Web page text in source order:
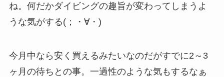
ね。 何だかダイビングの趣旨が変わってしまうよ
うな気がする(；・∀・)
今月中なら安く買えるみたいなのだがすでに2～3
ヶ月の待ちとの事。一過性のような気もするなぁ